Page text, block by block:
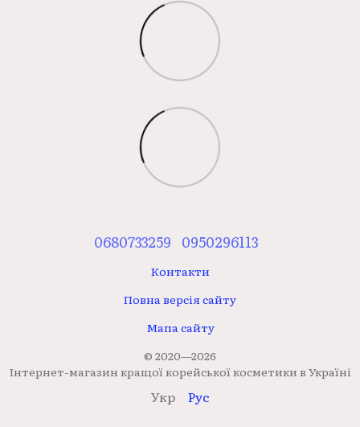
0680733259 0950296113
Контакти
Повна версія сайту
Мапа сайту
© 2020—2026
Інтернет-магазин кращої корейської косметики в Україні
Укр Рус